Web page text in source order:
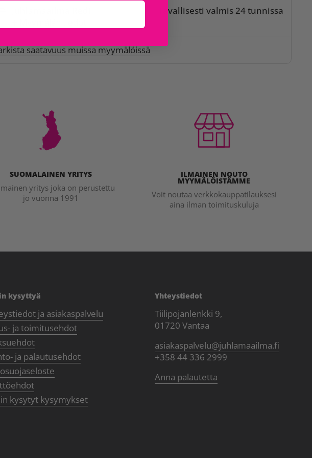
Tavallisesti valmis 24 tunnissa
saatavuus muissa myymälöissä
SUOMALAINEN YRITYS
yritys joka on perustettu
jo vuonna 1991
ILMAINEN NOUTO
MYYMÄLÖISTÄMME
Voit noutaa verkkokauppatilauksesi
aina ilman toimituskuluja
kysyttyä
ja asiakaspalvelu
ja toimitusehdot
ja palautusehdot
kysytyt kysymykset
Yhteystiedot
Tiilipojanlenkki 9,
01720 Vantaa
asiakaspalvelu@juhlamaailma.fi
+358 44 336 2999
Anna palautetta